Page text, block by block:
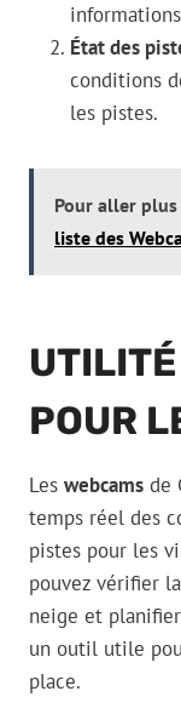
État des
conditions
les pistes.
Pour aller
liste des
POUR
Les webcams de
temps réel des
pistes pour les
pouvez vérifier
neige et planifier
un outil utile
place.